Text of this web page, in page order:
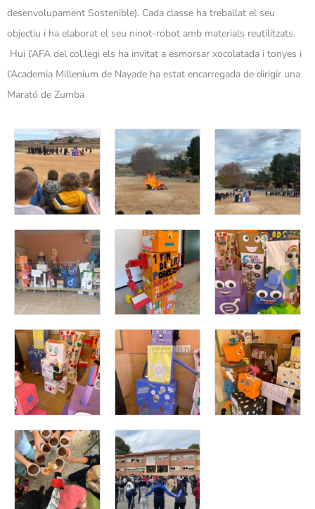
desenvolupament Sostenible). Cada classe ha treballat el seu
objectiu i ha elaborat el seu ninot-robot amb materials reutilitzats.
Hui l’AFA del col.legi els ha invitat a esmorsar xocolatada i tonyes i
l’Academia Millenium de Nayade ha estat encarregada de dirigir una
Marató de Zumba